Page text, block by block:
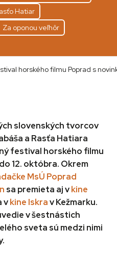
Hatiar
Za oponou veľhôr
horského filmu Poprad s
slovenských tvorcov
a Rasťa Hatiara
festival horského filmu
12. októbra. Okrem
MsÚ Poprad
sa premieta aj vkine
vkine Iskrav Kežmarku.
v šestnástich
sveta sú medzi nimi